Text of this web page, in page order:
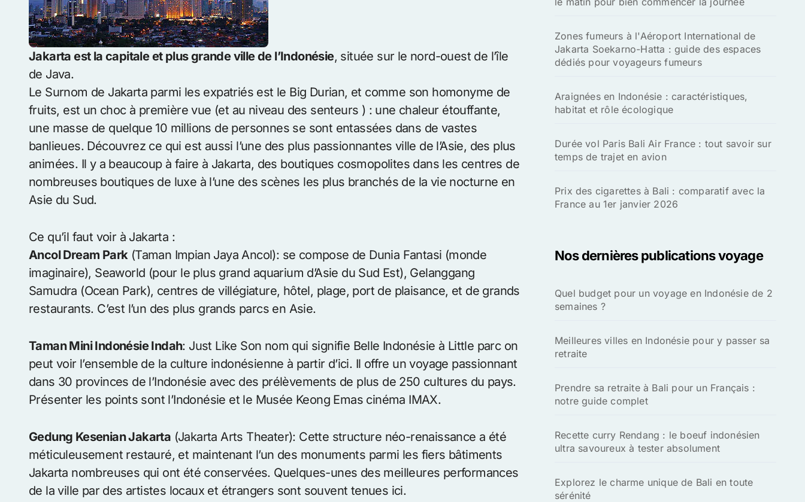
Jakarta est la capitale et plus grande ville de l’Indonésie, située sur le nord-ouest de l’île
de Java.
Le Surnom de Jakarta parmi les expatriés est le Big Durian, et comme son homonyme de
fruits, est un choc à première vue (et au niveau des senteurs ) : une chaleur étouffante,
une masse de quelque 10 millions de personnes se sont entassées dans de vastes
banlieues. Découvrez ce qui est aussi l’une des plus passionnantes ville de l’Asie, des plus
animées. Il y a beaucoup à faire à Jakarta, des boutiques cosmopolites dans les centres de
nombreuses boutiques de luxe à l’une des scènes les plus branchés de la vie nocturne en
Asie du Sud.
Ce qu’il faut voir à Jakarta :
Ancol Dream Park(Taman Impian Jaya Ancol): se compose de Dunia Fantasi (monde
imaginaire), Seaworld (pour le plus grand aquarium d’Asie du Sud Est), Gelanggang
Samudra (Ocean Park), centres de villégiature, hôtel, plage, port de plaisance, et de grands
restaurants. C’est l’un des plus grands parcs en Asie.
Taman Mini Indonésie Indah: Just Like Son nom qui signifie Belle Indonésie à Little parc on
peut voir l’ensemble de la culture indonésienne à partir d’ici. Il offre un voyage passionnant
dans 30 provinces de l’Indonésie avec des prélèvements de plus de 250 cultures du pays.
Présenter les points sont l’Indonésie et le Musée Keong Emas cinéma IMAX.
Gedung Kesenian Jakarta (Jakarta Arts Theater): Cette structure néo-renaissance a été
méticuleusement restauré, et maintenant l’un des monuments parmi les fiers bâtiments
Jakarta nombreuses qui ont été conservées. Quelques-unes des meilleures performances
de la ville par des artistes locaux et étrangers sont souvent tenues ici.
Zones fumeurs à l'Aéroport International de
Jakarta Soekarno-Hatta : guide des espaces
dédiés pour voyageurs fumeurs
Araignées en Indonésie : caractéristiques,
habitat et rôle écologique
Durée vol Paris Bali Air France : tout savoir sur
temps de trajet en avion
Prix des cigarettes à Bali : comparatif avec la
France au 1er janvier 2026
Nos dernières publications voyage
Quel budget pour un voyage en Indonésie de 2
semaines ?
Meilleures villes en Indonésie pour y passer sa
retraite
Prendre sa retraite à Bali pour un Français :
notre guide complet
Recette curry Rendang : le boeuf indonésien
ultra savoureux à tester absolument
Explorez le charme unique de Bali en toute
sérénité